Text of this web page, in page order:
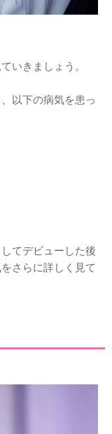
いきましょう。
以下の病気を患っ
てデビューした後
さらに詳しく見て